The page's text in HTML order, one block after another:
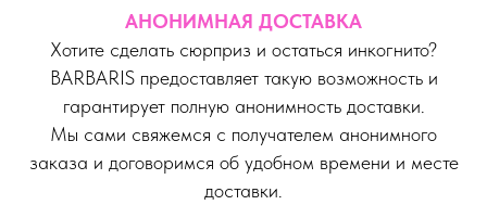
АНОНИМНАЯ ДОСТАВКА
Хотите сделать сюрприз и остаться инкогнито?
BARBARIS предоставляет такую возможность и
гарантирует полную анонимность доставки.
Мы сами свяжемся с получателем анонимного
заказа и договоримся об удобном времени и месте
доставки.